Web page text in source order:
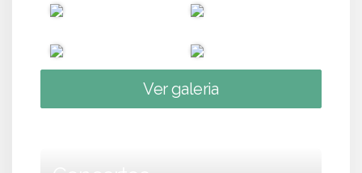
Ver galeria